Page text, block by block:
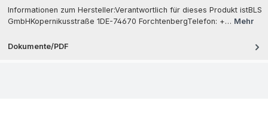
Informationen zum Hersteller:Verantwortlich für dieses Produkt istBLS
GmbHKopernikusstraße 1DE-74670 ForchtenbergTelefon: +… Mehr
Dokumente/PDF